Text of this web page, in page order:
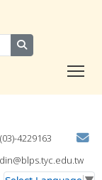
(03)-4229163